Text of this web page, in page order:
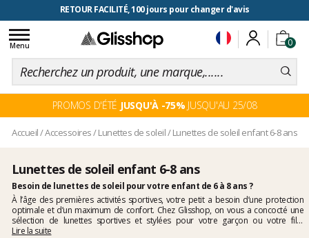
RETOUR FACILITÉ, 100 jours pour changer d'avis
0
Toggle
navigation
Menu
PROMOS D'ÉTÉ JUSQU'À -75% JUSQU'AU 25/08
Accueil/Accessoires/Lunettes de soleil/Lunettes de soleil enfant 6-8 ans
Lunettes de soleil enfant 6-8 ans
Besoin de lunettes de soleil pour votre enfant de 6 à 8 ans ?
À l’âge des premières activités sportives, votre petit a besoin d’une protection
optimale et d’un maximum de confort. Chez Glisshop, on vous a concocté une
sélection de lunettes sportives et stylées pour votre garçon ou votre fille
adaptées à leur morphologie. Tous nos verres sont certifiés UV400 pour filtrer
Lire la suite